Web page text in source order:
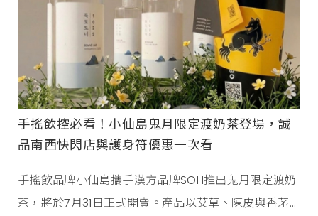
手搖飲控必看！小仙島鬼月限定渡奶茶登場，誠
品南西快閃店與護身符優惠一次看
手搖飲品牌小仙島攜手漢方品牌SOH推出鬼月限定渡奶
茶，將於7月31日正式開賣。產品以艾草、陳皮與香茅